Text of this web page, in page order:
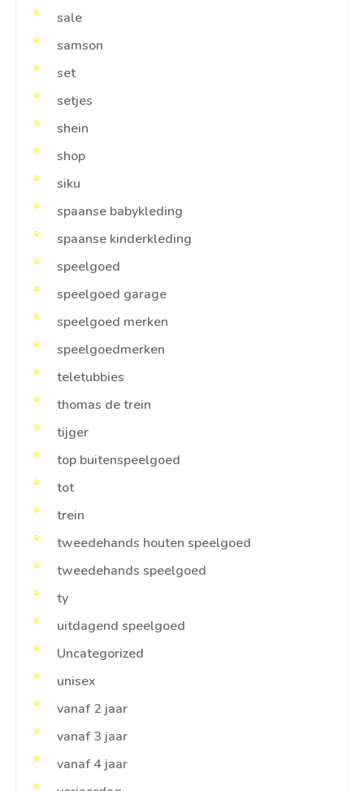
sale
samson
set
setjes
shein
shop
siku
spaanse babykleding
spaanse kinderkleding
speelgoed
speelgoed garage
speelgoed merken
speelgoedmerken
teletubbies
thomas de trein
tijger
top buitenspeelgoed
tot
trein
tweedehands houten speelgoed
tweedehands speelgoed
ty
uitdagend speelgoed
Uncategorized
unisex
vanaf 2 jaar
vanaf 3 jaar
vanaf 4 jaar